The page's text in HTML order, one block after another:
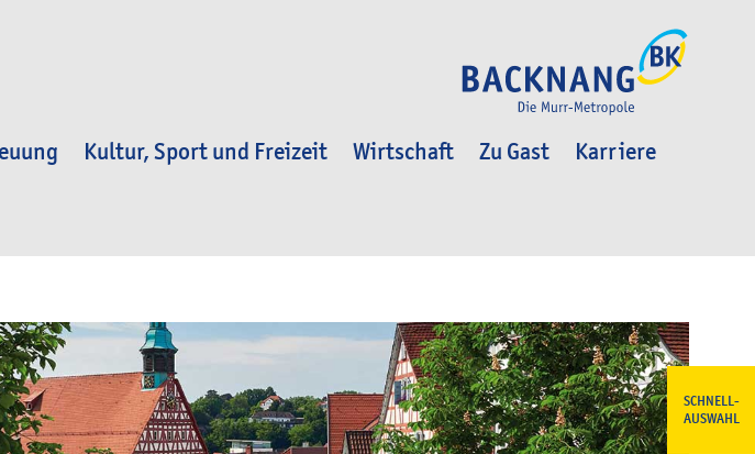
Kultur, Sport und Freizeit Wirtschaft Zu Gast
Karriere
SCHNELL-
AUSWAHL